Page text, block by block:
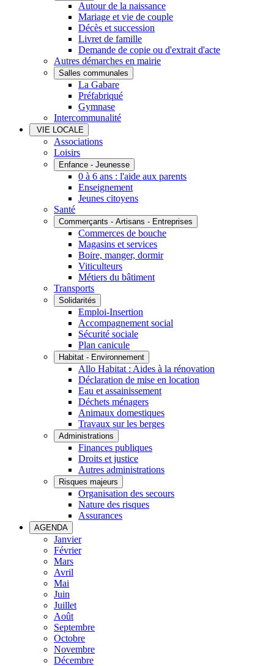
Autour de la naissance
Mariage et vie de couple
Décès et succession
Livret de famille
Demande de copie ou d'extrait d'acte
Autres démarches en mairie
Salles communales
La Gabare
Préfabriqué
Gymnase
Intercommunalité
VIE LOCALE
Associations
Loisirs
Enfance - Jeunesse
0 à 6 ans : l'aide aux parents
Enseignement
Jeunes citoyens
Santé
Commerçants - Artisans - Entreprises
Commerces de bouche
Magasins et services
Boire, manger, dormir
Viticulteurs
Métiers du bâtiment
Transports
Solidarités
Emploi-Insertion
Accompagnement social
Sécurité sociale
Plan canicule
Habitat - Environnement
Allo Habitat : Aides à la rénovation
Déclaration de mise en location
Eau et assainissement
Déchets ménagers
Animaux domestiques
Travaux sur les berges
Administrations
Finances publiques
Droits et justice
Autres administrations
Risques majeurs
Organisation des secours
Nature des risques
Assurances
AGENDA
Janvier
Février
Mars
Avril
Mai
Juin
Juillet
Août
Septembre
Octobre
Novembre
Décembre